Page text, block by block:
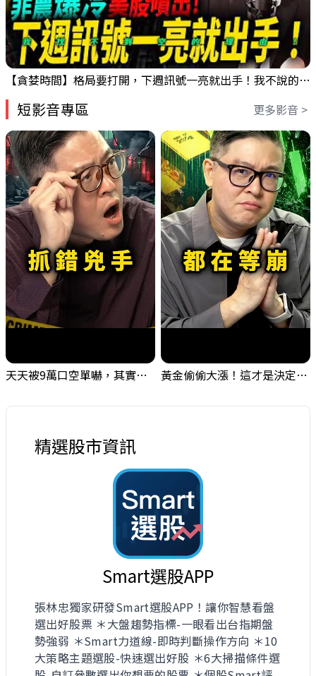
【貪婪時間】格局要打開，下週訊號一亮就出手！我不說的話還真一堆人不知道！｜錢進大趨勢 Mr.智霖 陳 2026/08/08
短影音專區 更多影音 >
天天被9萬口空單嚇，其實你盯錯地方了｜Mr.Jimmy高志銘 #台股 #外資期貨 #融資 黃金偷偷大漲！這才是決定台股生死的「真風向球」！｜Mr.Jimmy高志銘 #黃金 #美元指數 #聯準會
精選股市資訊
Smart選股APP
張林忠獨家研發Smart選股APP！讓你智慧看盤
選出好股票 ＊大盤趨勢指標-一眼看出台指期盤
勢強弱 ＊Smart力道線-即時判斷操作方向 ＊10
大策略主題選股-快速選出好股 ＊6大掃描條件選